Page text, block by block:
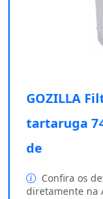
GOZILLA
tartaruga
de
Confira os
diretamente na